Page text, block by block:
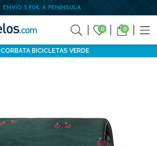
ENVÍO 5,90€ A PENÍNSULA
0 0
CORBATA BICICLETAS VERDE